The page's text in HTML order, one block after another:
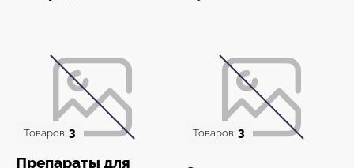
Товаров: 3
Препараты для
Товаров: 3